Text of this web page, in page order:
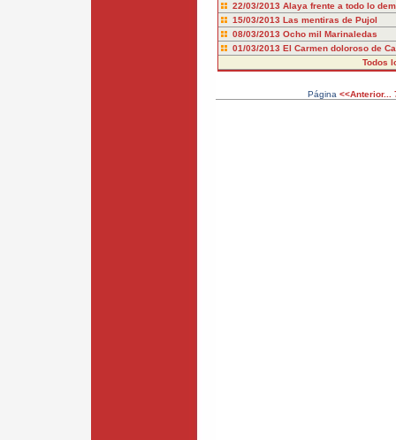
22/03/2013 Alaya frente a todo lo
15/03/2013 Las mentiras de Pujol
08/03/2013 Ocho mil Marinaledas
01/03/2013 El Carmen doloroso de
Todos
Página <<Anterior...